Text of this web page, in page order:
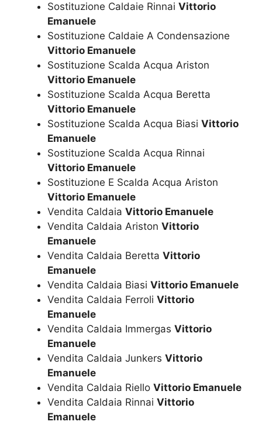
Sostituzione Caldaie Rinnai Vittorio
Emanuele
Sostituzione Caldaie A Condensazione
Vittorio Emanuele
Sostituzione Scalda Acqua Ariston
Vittorio Emanuele
Sostituzione Scalda Acqua Beretta
Vittorio Emanuele
Sostituzione Scalda Acqua Biasi Vittorio
Emanuele
Sostituzione Scalda Acqua Rinnai
Vittorio Emanuele
Sostituzione E Scalda Acqua Ariston
Vittorio Emanuele
Vendita Caldaia Vittorio Emanuele
Vendita Caldaia Ariston Vittorio
Emanuele
Vendita Caldaia Beretta Vittorio
Emanuele
Vendita Caldaia Biasi Vittorio Emanuele
Vendita Caldaia Ferroli Vittorio
Emanuele
Vendita Caldaia Immergas Vittorio
Emanuele
Vendita Caldaia Junkers Vittorio
Emanuele
Vendita Caldaia Riello Vittorio Emanuele
Vendita Caldaia Rinnai Vittorio
Emanuele